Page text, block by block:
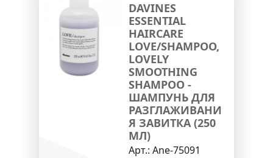
DAVINES
ESSENTIAL
HAIRCARE
LOVE/SHAMPOO,
LOVELY
SMOOTHING
SHAMPOO -
ШАМПУНЬ ДЛЯ
РАЗГЛАЖИВАНИ
Я ЗАВИТКА (250
МЛ)
Арт.: Ane-75091